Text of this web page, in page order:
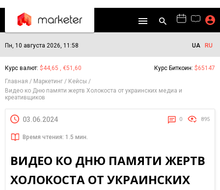
Пн, 10 августа 2026, 11:58 UA RU
Курс валют: $44,65 , €51,60 Курс Биткоин: $65147
Главная
Маркетинг
Кейсы
Видео ко Дню памяти жертв Холокоста от украинских медиа и
креативщиков
03.06.2024 0 895
Время чтения: 1.5 мин.
ВИДЕО КО ДНЮ ПАМЯТИ ЖЕРТВ
ХОЛОКОСТА ОТ УКРАИНСКИХ